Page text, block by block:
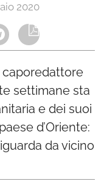
2020
caporedattore
settimane sta
e dei suoi
d’Oriente:
da vicino